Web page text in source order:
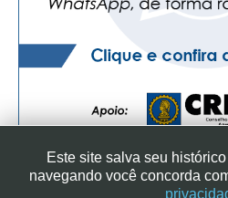
Este site salva seu
navegando você concorda